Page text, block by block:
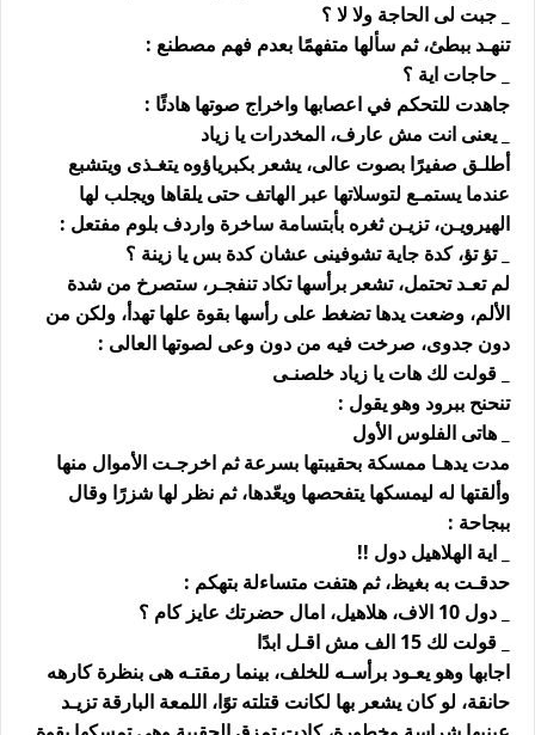
_ جبت لى الحاجة ولا لا ؟
تنهـد ببطئ، ثم سألها متفهمًا بعدم فهم مصطنع :
_ حاجات اية ؟
جاهدت للتحكم في اعصابها واخراج صوتها هادئًا :
_ يعنى انت مش عارف، المخدرات يا زياد
أطلـق صفيرًا بصوت عالى، يشعر بكبرياؤوه يتغـذى ويتشبع
عندما يستمـع لتوسلاتها عبر الهاتف حتى يلقاها ويجلب لها
الهيرويـن، تزيـن ثغره بأبتسامة ساخرة واردف بلوم مفتعل :
_ تؤ تؤ، كدة جاية تشوفينى عشان كدة بس يا زينة ؟
لم تعـد تحتمل، تشعر برأسها تكاد تنفجـر، ستصرخ من شدة
الألم، وضعت يدها تضغط على رأسها بقوة علها تهدأ، ولكن من
دون جدوى، صرخت فيه من دون وعى لصوتها العالى :
_ قولت لك هات يا زياد خلصنـى
تنحنح ببرود وهو يقول :
_ هاتى الفلوس الأول
مدت يدهـا ممسكة بحقيبتها بسرعة ثم اخرجـت الأموال منها
وألقتها له ليمسكها يتفحصها ويعّدها، ثم نظر لها شزرًا وقال
ببجاحة :
_ اية الهلاهيل دول !!
حدقـت به بغيظ، ثم هتفت متساءلة بتهكم :
_ دول 10 الاف، هلاهيل، امال حضرتك عايز كام ؟
_ قولت لك 15 الف مش اقـل ابدًا
اجابها وهو يعـود برأسـه للخلف، بينما رمقتـه هى بنظرة كارهه
حانقة، لو كان يشعر بها لكانت قتلته توًا، اللمعة البارقة تزيـد